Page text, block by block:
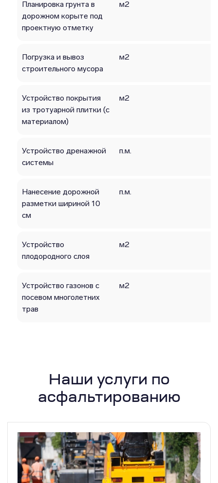
Планировка грунта в
дорожном корыте под
проектную отметку
м2
Погрузка и вывоз
строительного мусора
м2
Устройство покрытия
из тротуарной плитки (с
материалом)
м2
Устройство дренажной
системы
п.м.
Нанесение дорожной
разметки шириной 10
см
п.м.
Устройство
плодородного слоя
м2
Устройство газонов с
посевом многолетних
трав
м2
Наши услуги по
асфальтированию